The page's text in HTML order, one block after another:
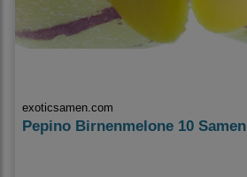
exoticsamen.com
Pepino Birnenmelone 10 Samen